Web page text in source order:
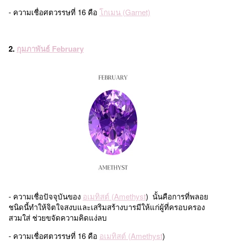
- ความเชื่อศตวรรษที่ 16 คือ โกเมน (Garnet)
2. กุมภาพันธ์ February
- ความเชื่อปัจจุบันของ อเมทิสต์ (Amethyst) นั้นคือการที่พลอย
ชนิดนี้ทำให้จิตใจสงบและเสริมสร้างบารมีให้แก่ผู้ที่ครอบครอง
สวมใส่ ช่วยขจัดความคิดแง่ลบ
- ความเชื่อศตวรรษที่ 16 คือ อเมทิสต์ (Amethyst)